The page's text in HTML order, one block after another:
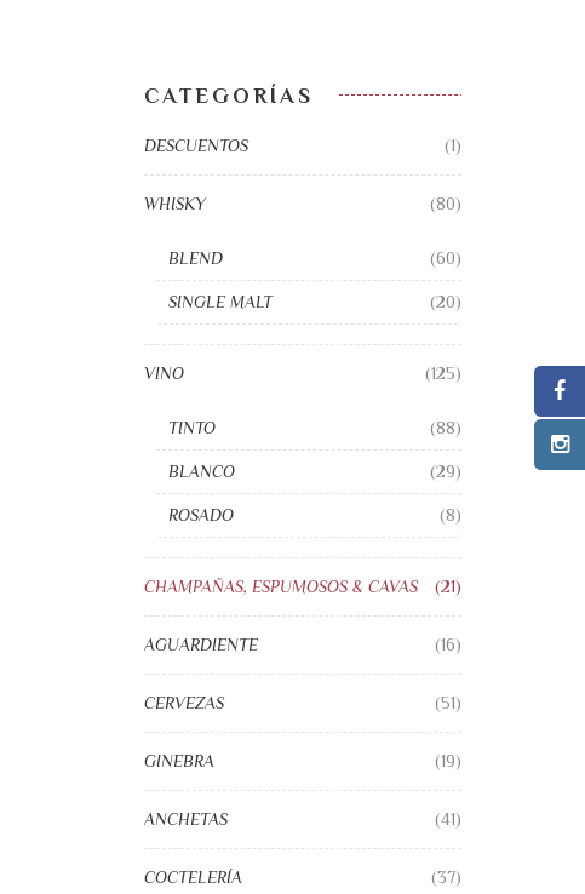
CATEGORÍAS
DESCUENTOS (1)
WHISKY (80)
BLEND (60)
SINGLE MALT (20)
VINO (125)
TINTO (88)
BLANCO (29)
ROSADO (8)
CHAMPAÑAS, ESPUMOSOS & CAVAS (21)
AGUARDIENTE (16)
CERVEZAS (51)
GINEBRA (19)
ANCHETAS (41)
COCTELERÍA (37)